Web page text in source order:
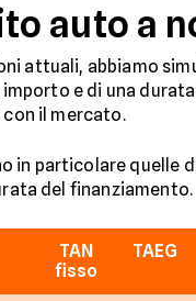
auto a
attuali, abbiamo
e di una
con il mercato.
in particolare quelle
del finanziamento.
TAN
fisso
TAEG